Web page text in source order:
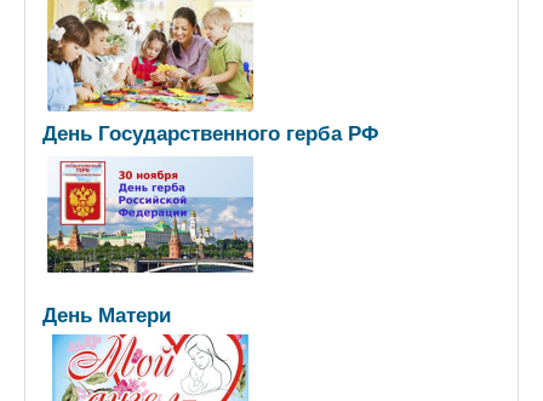
День Государственного герба РФ
День Матери